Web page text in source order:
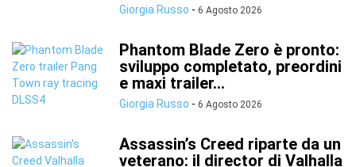
Giorgia Russo - 6 Agosto 2026
Phantom Blade Zero è pronto:
sviluppo completato, preordini
e maxi trailer...
Giorgia Russo - 6 Agosto 2026
Assassin’s Creed riparte da un
veterano: il director di Valhalla